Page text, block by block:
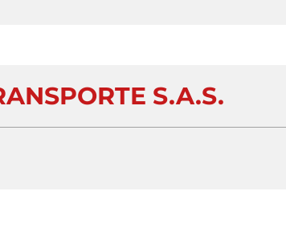
S.A.S.